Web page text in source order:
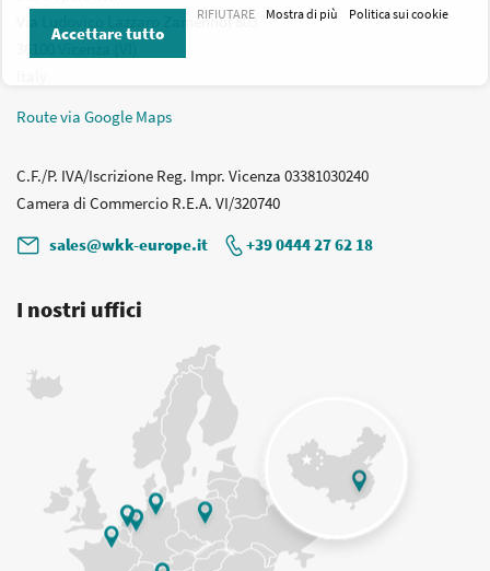
Via Ludovico Lazzaro Zamenhof 803
Route via Google Maps
C.F./P. IVA/Iscrizione Reg. Impr. Vicenza 03381030240
Camera di Commercio R.E.A. VI/320740
sales@wkk-europe.it
+39 0444 27 62 18
I nostri uffici
Accettare tutto
RIFIUTARE Mostra di più Politica sui cookie